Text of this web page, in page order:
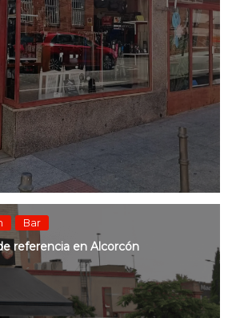
Bar
referencia en Alcorcón